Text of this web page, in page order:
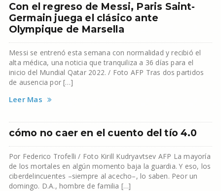
Con el regreso de Messi, Paris Saint-
Germain juega el clásico ante
Olympique de Marsella
Messi se entrenó esta semana con normalidad y recibió el
alta médica, una noticia que tranquiliza a 36 días para el
inicio del Mundial Qatar 2022. / Foto AFP Tras dos partidos
de ausencia por […]
Leer Mas
cómo no caer en el cuento del tío 4.0
Por Federico Trofelli / Foto Kirill Kudryavtsev AFP La mayoría
de los mortales en algún momento baja la guardia. Y eso, los
ciberdelincuentes –siempre al acecho–, lo saben. Peor un
domingo. D.A., hombre de familia […]